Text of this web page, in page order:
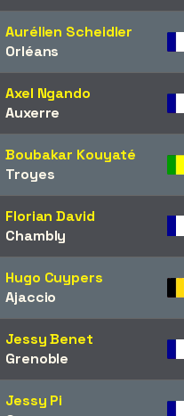
Aurélien Scheidler
Orléans
Axel Ngando
Auxerre
Boubakar Kouyaté
Troyes
Florian David
Chambly
Hugo Cuypers
Ajaccio
Jessy Benet
Grenoble
Jessy Pi